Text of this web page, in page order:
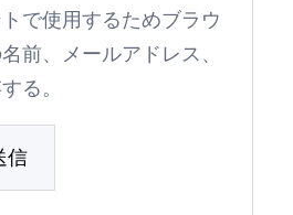
で使用するためブラウ
前、メールアドレス、
る。